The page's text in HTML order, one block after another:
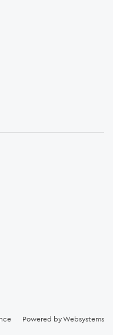
Powered byWebsystems